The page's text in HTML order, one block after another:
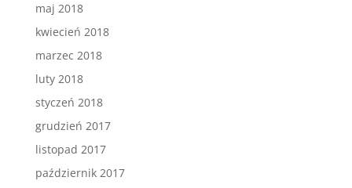
maj 2018
kwiecień 2018
marzec 2018
luty 2018
styczeń 2018
grudzień 2017
listopad 2017
październik 2017